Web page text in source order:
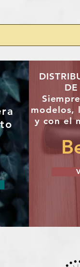
modelos,
y con el